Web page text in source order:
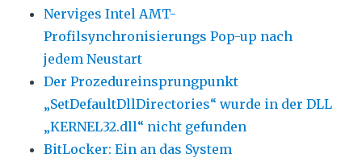
Nerviges Intel AMT-
Profilsynchronisierungs Pop-up nach
jedem Neustart
Der Prozedureinsprungpunkt
„SetDefaultDllDirectories“ wurde in der DLL
„KERNEL32.dll“ nicht gefunden
BitLocker: Ein an das System